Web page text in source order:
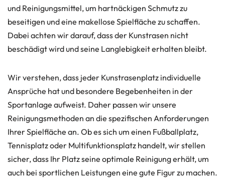
und Reinigungsmittel, um hartnäckigen Schmutz zu
beseitigen und eine makellose Spielfläche zu schaffen.
Dabei achten wir darauf, dass der Kunstrasen nicht
beschädigt wird und seine Langlebigkeit erhalten bleibt.
Wir verstehen, dass jeder Kunstrasenplatz individuelle
Ansprüche hat und besondere Begebenheiten in der
Sportanlage aufweist. Daher passen wir unsere
Reinigungsmethoden an die spezifischen Anforderungen
Ihrer Spielfläche an. Ob es sich um einen Fußballplatz,
Tennisplatz oder Multifunktionsplatz handelt, wir stellen
sicher, dass Ihr Platz seine optimale Reinigung erhält, um
auch bei sportlichen Leistungen eine gute Figur zu machen.